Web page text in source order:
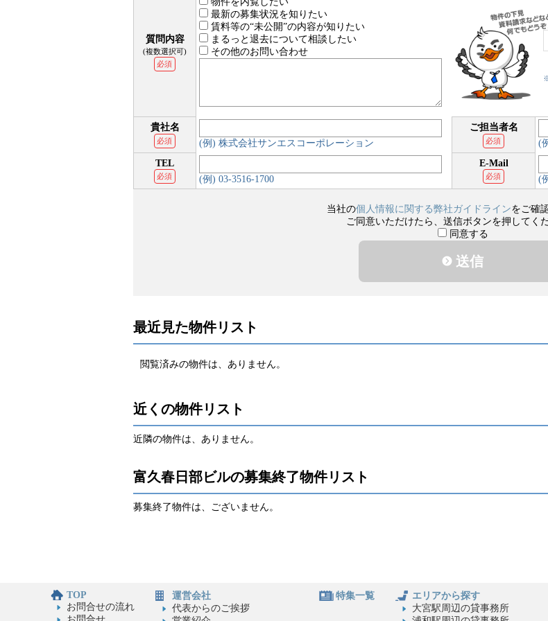
質問内容
(複数選択可)
必須
最新の募集状況を知りたい
賃料等の“未公開”の内容が知りたい
まるっと退去について相談したい
その他のお問い合わせ
貴社名
必須 (例) 株式会社サンエスコーポレーション
ご担当者名
必須
(
TEL
必須 (例) 03-3516-1700
E-Mail
必須 (
当社の個人情報に関する弊社ガイドラインをご確
ご同意いただけたら、送信ボタンを押してくだ
同意する
送信
最近見た物件リスト
閲覧済みの物件は、ありません。
近くの物件リスト
近隣の物件は、ありません。
富久春日部ビルの募集終了物件リスト
募集終了物件は、ございません。
TOP
お問合せの流れ
運営会社
代表からのご挨拶
特集一覧
エリアから探す
大宮駅周辺の貸事務所